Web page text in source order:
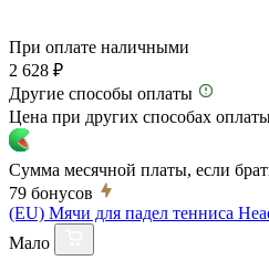
При оплате наличными
2 628 ₽
Другие способы оплаты
Цена при других способах
Сумма месячной платы, если
79 бонусов
(EU) Мячи для падел тенниса
Мало